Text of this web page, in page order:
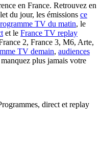
en France. Retrouvez en
du jour, les émissions ce
TV du matin, le
et le France TV replay
2, France 3, M6, Arte,
TV demain, audiences
plus jamais votre
direct et replay